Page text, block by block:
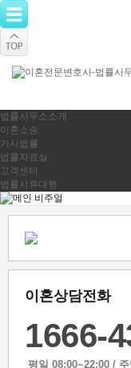
법률사무소소개
이혼소송
가사법률
법률자료실
고객센터
법률서류대행
이혼상담전화
1666-
평일 08:00~22:00 /